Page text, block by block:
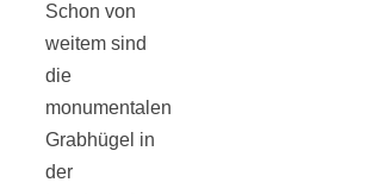
Schon von
weitem sind
die
monumentalen
Grabhügel in
der